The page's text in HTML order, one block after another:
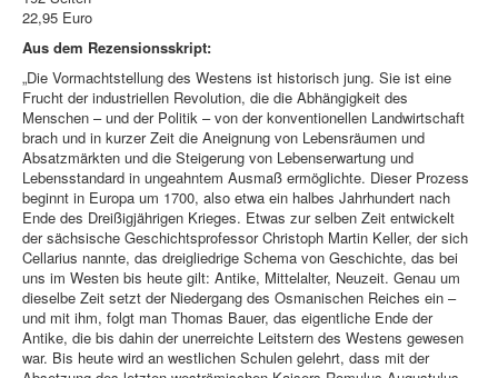
22,95 Euro
Aus dem Rezensionsskript:
„Die Vormachtstellung des Westens ist historisch jung. Sie ist eine
Frucht der industriellen Revolution, die die Abhängigkeit des
Menschen – und der Politik – von der konventionellen Landwirtschaft
brach und in kurzer Zeit die Aneignung von Lebensräumen und
Absatzmärkten und die Steigerung von Lebenserwartung und
Lebensstandard in ungeahntem Ausmaß ermöglichte. Dieser Prozess
beginnt in Europa um 1700, also etwa ein halbes Jahrhundert nach
Ende des Dreißigjährigen Krieges. Etwas zur selben Zeit entwickelt
der sächsische Geschichtsprofessor Christoph Martin Keller, der sich
Cellarius nannte, das dreigliedrige Schema von Geschichte, das bei
uns im Westen bis heute gilt: Antike, Mittelalter, Neuzeit. Genau um
dieselbe Zeit setzt der Niedergang des Osmanischen Reiches ein –
und mit ihm, folgt man Thomas Bauer, das eigentliche Ende der
Antike, die bis dahin der unerreichte Leitstern des Westens gewesen
war. Bis heute wird an westlichen Schulen gelehrt, dass mit der